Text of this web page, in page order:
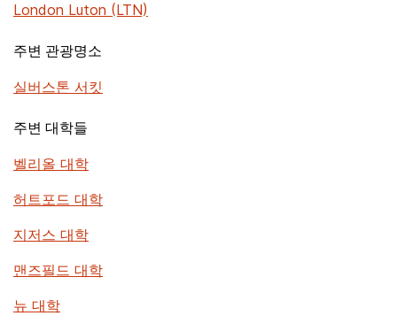
London Luton (LTN)
주변 관광명소
실버스톤 서킷
주변 대학들
벨리올 대학
허트포드 대학
지저스 대학
맨즈필드 대학
뉴 대학